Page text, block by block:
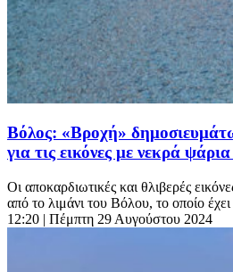
Βόλος: «Βροχή»
για τις εικόνες με νεκρά
Οι αποκαρδιωτικές και θλιβερές
από το λιμάνι του Βόλου, το οποίο
12:20 | Πέμπτη 29 Αυγούστου 2024